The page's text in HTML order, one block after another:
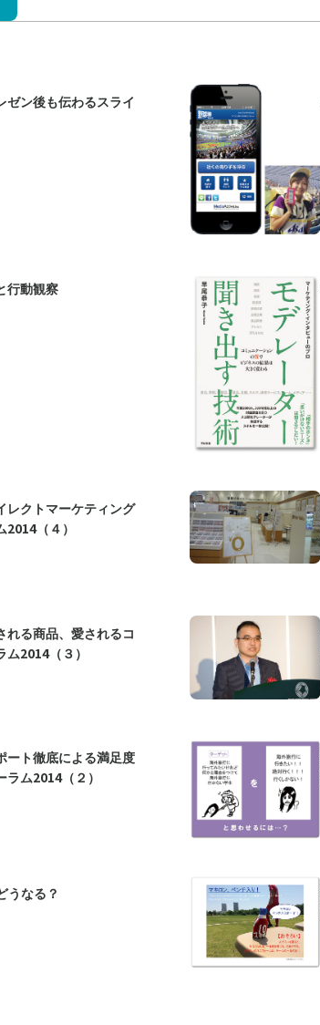
ゼン後も伝わるスライ
行動観察
レクトマーケティング
（４）
れる商品、愛されるコ
2014（３）
ート徹底による満足度
ム2014（２）
うなる？